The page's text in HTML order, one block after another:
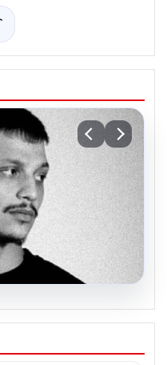
rapçi Yuşa
kontrol ile